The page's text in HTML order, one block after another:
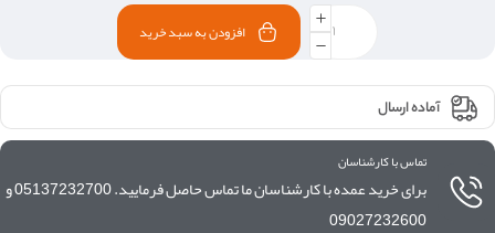
افزودن به سبد خرید
آماده ارسال
تماس با کارشناسان
برای خرید عمده با کارشناسان ما تماس حاصل فرمایید. 05137232700 و
09027232600